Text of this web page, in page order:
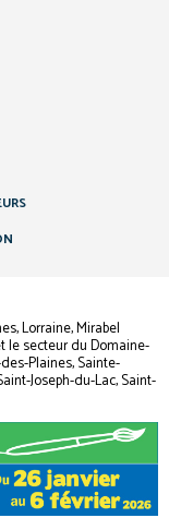
Lorraine, Mirabel
le secteur du Domaine-
Plaines, Sainte-
Joseph-du-Lac, Saint-